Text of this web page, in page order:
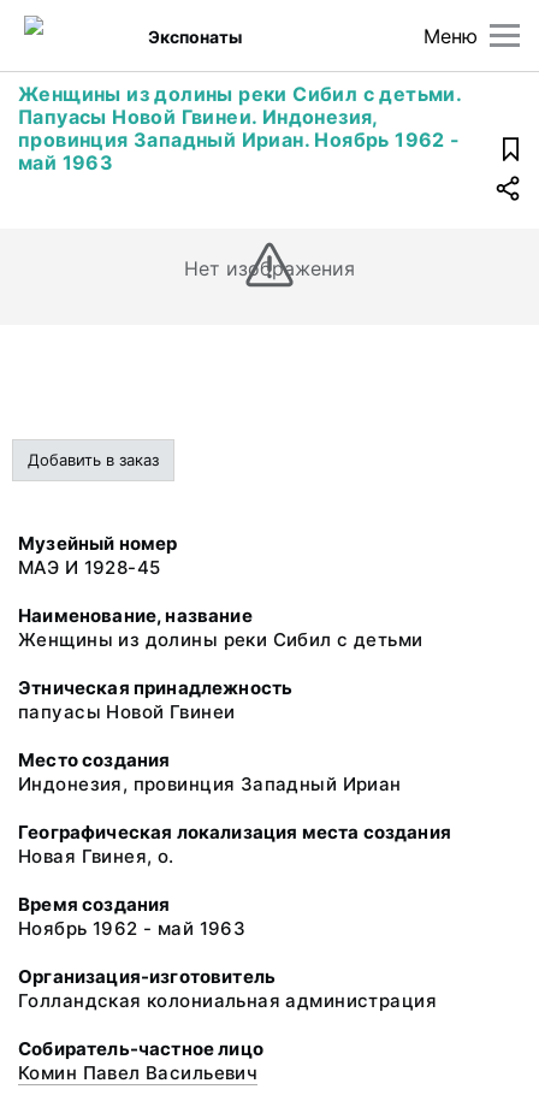
Меню
Экспонаты
Женщины из долины реки Сибил с детьми.
Папуасы Новой Гвинеи. Индонезия,
провинция Западный Ириан. Ноябрь 1962 -
май 1963
Нет изображения
Добавить в заказ
Музейный номер
МАЭ И 1928-45
Наименование, название
Женщины из долины реки Сибил с детьми
Этническая принадлежность
папуасы Новой Гвинеи
Место создания
Индонезия, провинция Западный Ириан
Географическая локализация места создания
Новая Гвинея, о.
Время создания
Ноябрь 1962 - май 1963
Организация-изготовитель
Голландская колониальная администрация
Собиратель-частное лицо
Комин Павел Васильевич